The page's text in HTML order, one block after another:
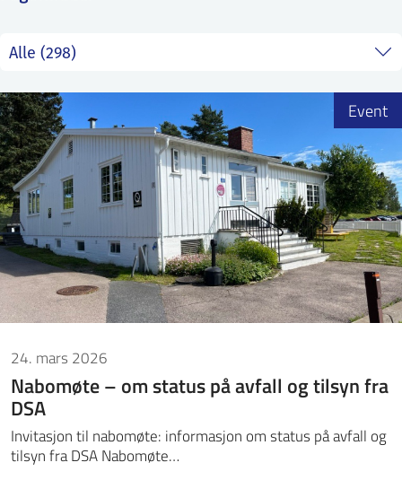
PRESSE
24. mars 2026
Nabomøte – om status på avfall og tilsyn fra
DSA
Invitasjon til nabomøte: informasjon om status på avfall og
tilsyn fra DSA Nabomøte…
Event